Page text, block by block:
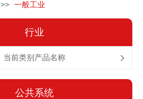
>> 一般工业
行业
当前类别产品名称
公共系统